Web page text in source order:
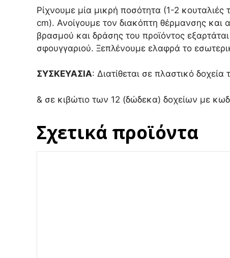
Ρίχνουμε μία μικρή ποσότητα (1-2
cm). Ανοίγουμε τον διακόπτη θέρμανσης
βρασμού και δράσης του προϊόντος
σφουγγαριού. Ξεπλένουμε ελαφρά το
ΣΥΣΚΕΥΑΣΙΑ: Διατίθεται σε πλαστικό
& σε κιβώτιο των 12 (δώδεκα) δοχείων με
Σχετικά προϊόντα